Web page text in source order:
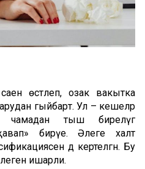
өстәлеп, озак вакытка
гыйбарәт. Ул – кешеләр
чамадан тыш бирелүгә
бирүе. Әлеге халәт
дә кертелгән. Бу
ишарәли.